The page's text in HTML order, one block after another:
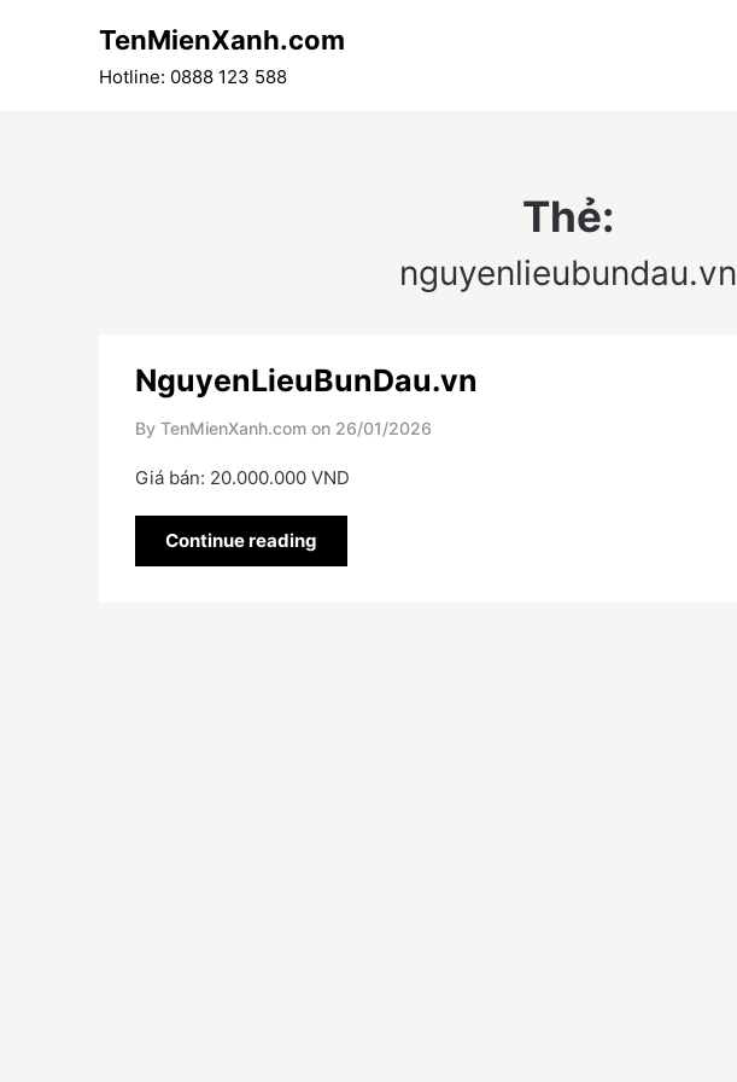
TenMienXanh.com
Hotline: 0888 123 588
Thẻ:
nguyenlieubundau.vn
NguyenLieuBunDau.vn
By TenMienXanh.com on 26/01/2026
Giá bán: 20.000.000 VND
Continue reading